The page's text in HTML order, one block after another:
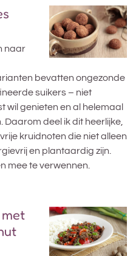
naar
bevatten ongezonde
suikers – niet
wil genieten en al helemaal
Daarom deel ik dit heerlijke,
kruidnoten die niet alleen
en plantaardig zijn.
mee te verwennen.